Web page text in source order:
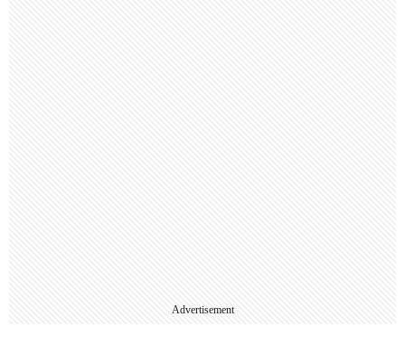
Advertisement